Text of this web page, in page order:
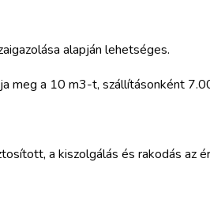
alapján lehetséges.
meg a 10 m3-t, szállításonként
a kiszolgálás és rakodás az